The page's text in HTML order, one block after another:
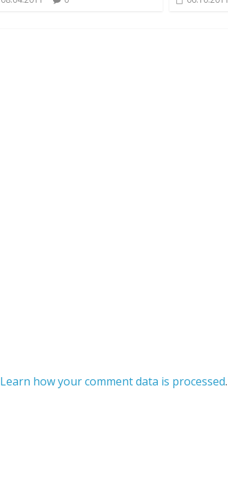
Learn how your comment data is processed.